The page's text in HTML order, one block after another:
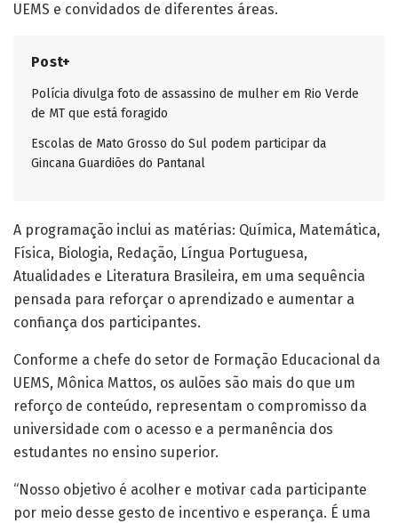
UEMS e convidados de diferentes áreas.
Post+
Polícia divulga foto de assassino de mulher em Rio Verde
de MT que está foragido
Escolas de Mato Grosso do Sul podem participar da
Gincana Guardiões do Pantanal
A programação inclui as matérias: Química, Matemática,
Física, Biologia, Redação, Língua Portuguesa,
Atualidades e Literatura Brasileira, em uma sequência
pensada para reforçar o aprendizado e aumentar a
confiança dos participantes.
Conforme a chefe do setor de Formação Educacional da
UEMS, Mônica Mattos, os aulões são mais do que um
reforço de conteúdo, representam o compromisso da
universidade com o acesso e a permanência dos
estudantes no ensino superior.
“Nosso objetivo é acolher e motivar cada participante
por meio desse gesto de incentivo e esperança. É uma